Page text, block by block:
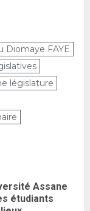
Diomaye FAYE
législature
Assane
étudiants